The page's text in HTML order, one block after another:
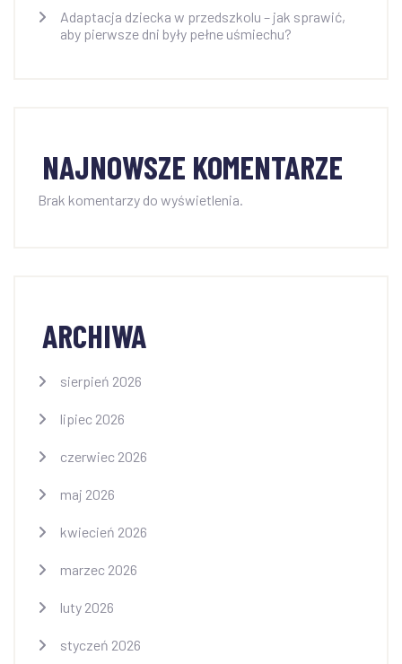
Adaptacja dziecka w przedszkolu – jak sprawić,
aby pierwsze dni były pełne uśmiechu?
NAJNOWSZE KOMENTARZE
Brak komentarzy do wyświetlenia.
ARCHIWA
sierpień 2026
lipiec 2026
czerwiec 2026
maj 2026
kwiecień 2026
marzec 2026
luty 2026
styczeń 2026